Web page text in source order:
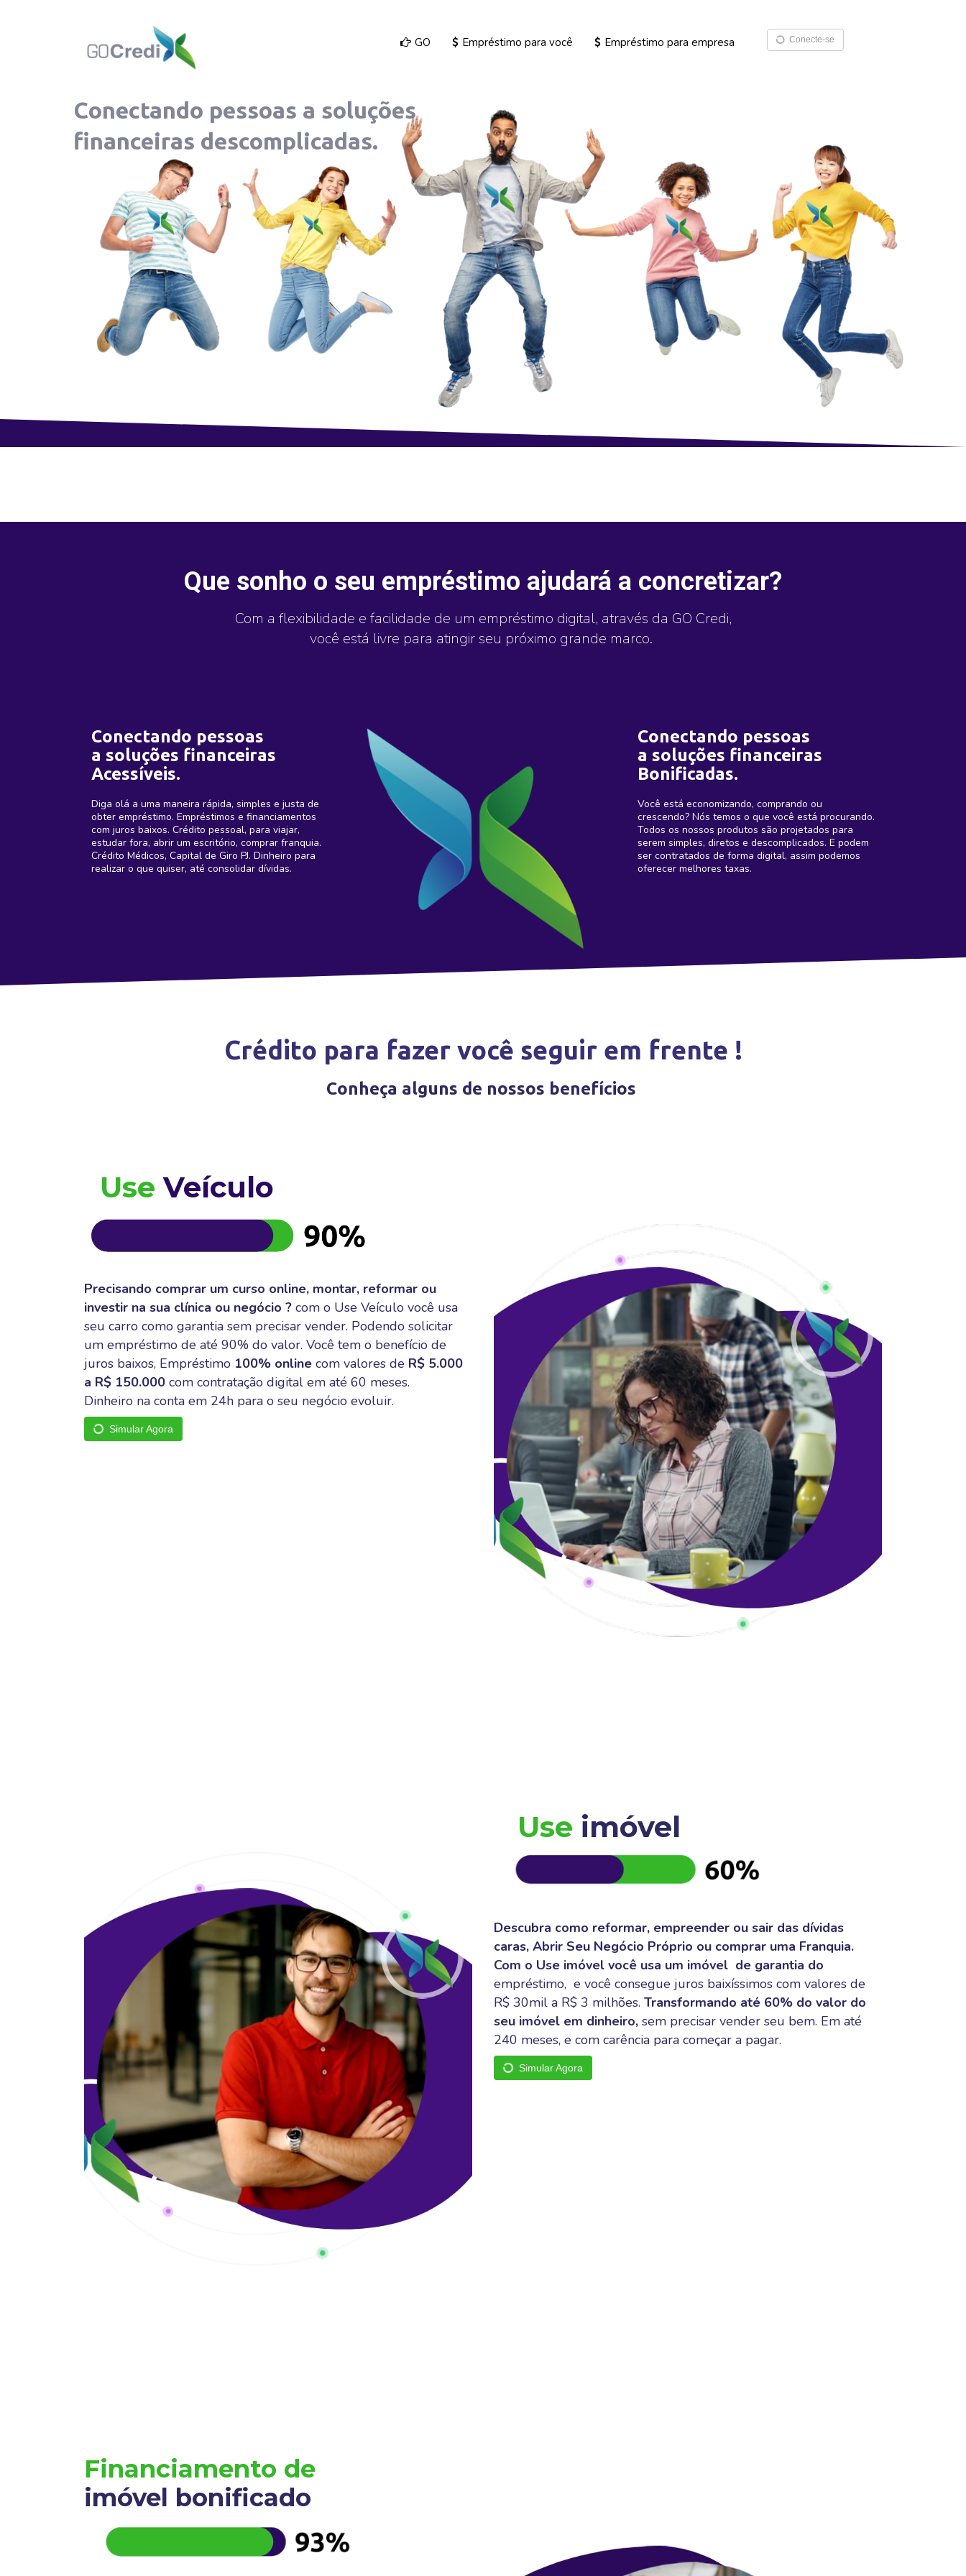
GO Empréstimo para você Empréstimo para empresa Conecte-se
Conectando pessoas a soluções
financeiras descomplicadas.
...
Que sonho o seu empréstimo ajudará a concretizar?
Com a flexibilidade e facilidade de um empréstimo digital, através da GO Credi,
você está livre para atingir seu próximo grande marco.
Conectando pessoas
a soluções financeiras
Acessíveis.
Diga olá a uma maneira rápida, simples e justa de
obter empréstimo. Empréstimos e financiamentos
com juros baixos. Crédito pessoal, para viajar,
estudar fora, abrir um escritório, comprar franquia.
Crédito Médicos, Capital de Giro PJ. Dinheiro para
realizar o que quiser, até consolidar dívidas.
Conectando pessoas
a soluções financeiras
Bonificadas.
Você está economizando, comprando ou
crescendo? Nós temos o que você está procurando.
Todos os nossos produtos são projetados para
serem simples, diretos e descomplicados. E podem
ser contratados de forma digital, assim podemos
oferecer melhores taxas.
Crédito para fazer você seguir em frente !
Conheça alguns de nossos benefícios
Use Veículo
Precisando comprar um curso online, montar, reformar ou
investir na sua clínica ou negócio ? com o Use Veículo você usa
seu carro como garantia sem precisar vender. Podendo solicitar
um empréstimo de até 90% do valor. Você tem o benefício de
juros baixos, Empréstimo 100% online com valores de R$ 5.000
a R$ 150.000 com contratação digital em até 60 meses.
Dinheiro na conta em 24h para o seu negócio evoluir.
Simular Agora
Use imóvel
Descubra como reformar, empreender ou sair das dívidas
caras, Abrir Seu Negócio Próprio ou comprar uma Franquia.
Com o Use imóvel você usa um imóvel de garantia do
empréstimo, e você consegue juros baixíssimos com valores de
R$ 30mil a R$ 3 milhões. Transformando até 60% do valor do
seu imóvel em dinheiro, sem precisar vender seu bem. Em até
240 meses, e com carência para começar a pagar.
Simular Agora
Financiamento de
imóvel bonificado